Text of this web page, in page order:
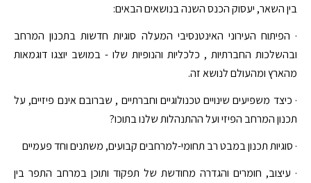
בין השאר, יעסוק הכנס השנה בנושאים הבאים:
· הפיתוח העירוני האינטנסיבי המעלה סוגיות חדשות בתכנון המרחב
ובהשלכות החברתיות , כלכליות והנופיות שלו - במושב יוצגו דוגמאות
מהארץ ומהעולם לנושא זה.
· כיצד משפיעים שינויים טכנולוגיים וחברתיים , שברובם אינם פיזיים, על
תכנון המרחב הפיזי ועל ההתנהלות שלנו בתוכו?
· סוגיות תכנון במבט רב תחומי-למרחבים קבועים, משתנים וחד פעמיים
· עיצוב, חומרים והגדרה מחודשת של תפקוד ותוכן במרחב התפר בין